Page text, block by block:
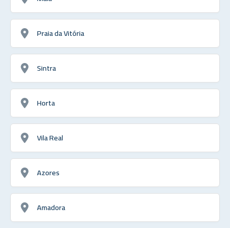
Praia da Vitória
Sintra
Horta
Vila Real
Azores
Amadora